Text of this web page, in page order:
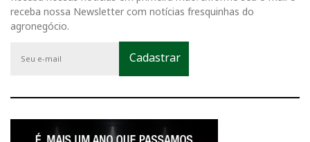
receba nossa Newsletter com notícias fresquinhas do
agronegócio.